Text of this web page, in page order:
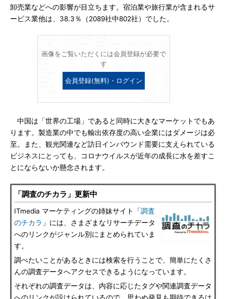
卸売業などへの影響が目立ちます。宿泊業や旅行業が含まれるサ
ービス業他は、38.3％（2089社中802社）でした。
画像をご覧いただくには会員登録が必要で
す
会員登録(無料)・ログイン
中国は「世界の工場」であると同時に大きなマーケットでもあ
ります。製造業の中でも輸出依存度の高い企業にはダメージは必
至。また、観光関連など訪日インバウンド需要に支えられている
ビジネスにとっても、コロナウイルスが近年の成長に水を差すこ
とにならないか懸念されます。
「調査のチカラ」更新中
ITmedia マーケティングの姉妹サイト「調査
のチカラ 」には、さまざまなリサーチデータ
へのリンクがジャンル別にまとめられていま
す。
調べたいことがあるときには検索を行うことで、簡単にたくさ
んの調査データへアクセスできるようになっています。
それぞれの調査データは、内容に応じたタグや関連調査データ